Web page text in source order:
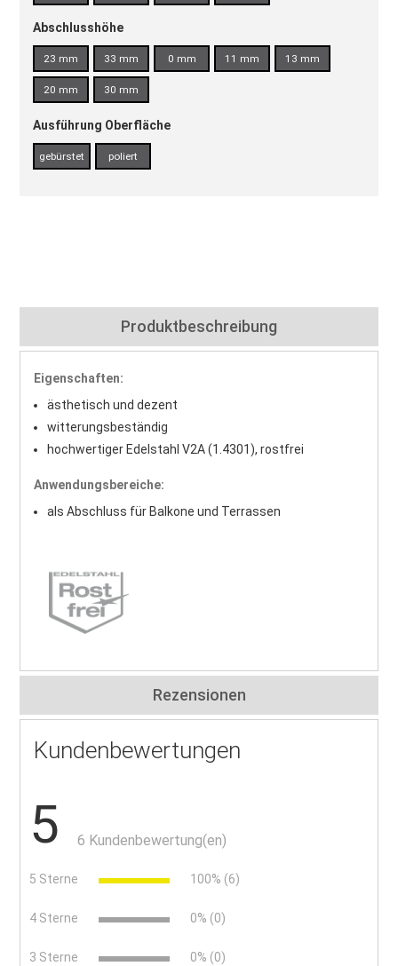
Abschlusshöhe
23 mm 33 mm 0 mm 11 mm 13 mm
20 mm 30 mm
Ausführung Oberfläche
gebürstet poliert
Produktbeschreibung
Eigenschaften:
ästhetisch und dezent
witterungsbeständig
hochwertiger Edelstahl V2A (1.4301), rostfrei
Anwendungsbereiche:
als Abschluss für Balkone und Terrassen
Rezensionen
Kundenbewertungen
5 6 Kundenbewertung(en)
5 Sterne 100% (6)
4 Sterne 0% (0)
3 Sterne 0% (0)